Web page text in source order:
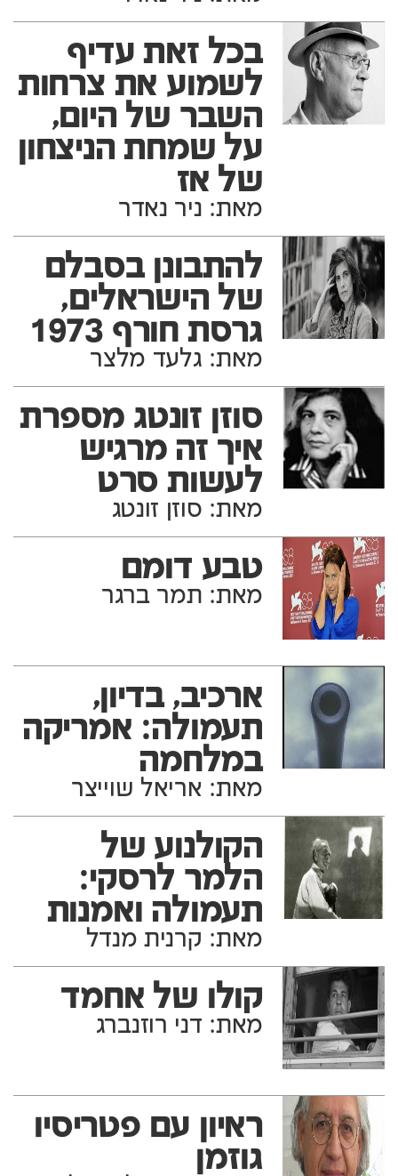
בכל זאת עדיף
לשמוע את צרחות
השבר של היום,
על שמחת הניצחון
של אז
מאת: ניר נאדר
להתבונן בסבלם
של הישראלים,
גרסת חורף 1973
מאת: גלעד מלצר
סוזן זונטג מספרת
איך זה מרגיש
לעשות סרט
מאת: סוזן זונטג
טבע דומם
מאת: תמר ברגר
ארכיב, בדיון,
תעמולה: אמריקה
במלחמה
מאת: אריאל שוייצר
הקולנוע של
הלמר לרסקי:
תעמולה ואמנות
מאת: קרנית מנדל
קולו של אחמד
מאת: דני רוזנברג
ראיון עם פטריסיו
גוזמן